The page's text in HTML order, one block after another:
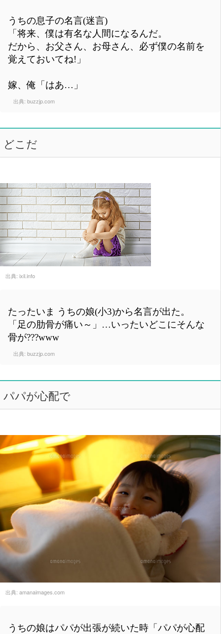
うちの息子の名言(迷言)
「将来、僕は有名な人間になるんだ。
だから、お父さん、お母さん、必ず僕の名前を
覚えておいてね!」
嫁、俺「はあ…」
出典: buzzjp.com
どこだ
出典: ixil.info
たったいま うちの娘(小3)から名言が出た。
「足の肋骨が痛い～」…いったいどこにそんな
骨が???www
出典: buzzjp.com
パパが心配で
出典: amanaimages.com
うちの娘はパパが出張が続いた時「パパが心配